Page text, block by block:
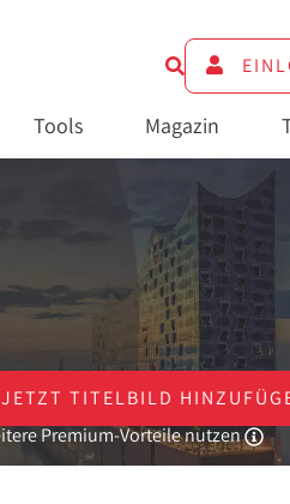
Tools Magazin
JETZT TITELBILD
Premium-Vorteile nutzen